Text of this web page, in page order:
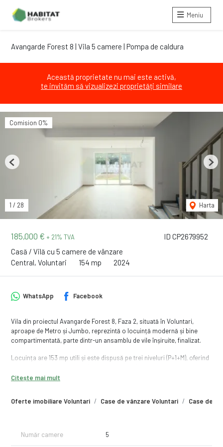
Meniu
Avangarde Forest 8 | Vila 5 camere | Pompa de caldura
Această proprietate nu mai este activă,
te invităm să vizualizezi proprietăți similare
ID CP2679952
185,000 € + 21% TVA
Casă / Vilă cu 5 camere de vânzare
Central, Voluntari
154 mp 2024
Comision 0%
1 / 28 Harta
Previous Next
Oferte imobiliare Voluntari Case de vânzare Voluntari Case de
WhatsApp Facebook
Vila din proiectul Avangarde Forest 8, Faza 2, situată în Voluntari,
aproape de Metro și Jumbo, reprezintă o locuință modernă și bine
compartimentată, parte dintr-un ansamblu de vile înșiruite, finalizat.
Locuința are 153 mp utili și este dispusă pe trei niveluri (P+1+M), oferind
curte – ideală pentru socializare și relaxare în aer liber.
Citește mai mult
Număr camere 5